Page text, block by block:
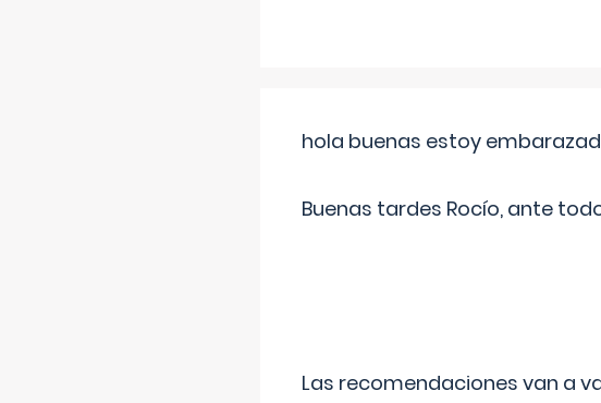
hola buenas estoy
Buenas tardes Rocío, ante
Las recomendaciones van a